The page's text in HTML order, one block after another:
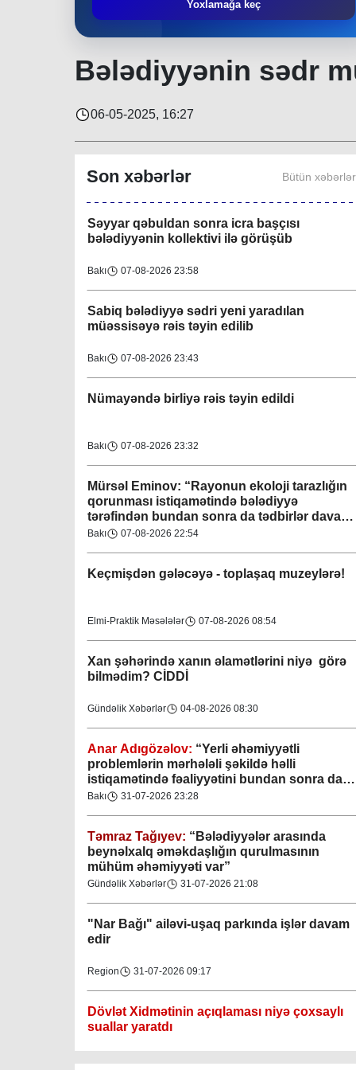
Yoxlamağa keç
Bələdiyyənin sədr
06-05-2025, 16:27
Son xəbərlər Bütün xəbərlər
30-07-2026 23:54
keçirilən layihələrə Nəsimi bələdiyyəsi də öz
töhfəsini verir”
Region 08-08-2026 08:32
Səyyar qəbuldan sonra icra başçısı
bələdiyyənin kollektivi ilə görüşüb
Bakı 07-08-2026 23:58
Sabiq bələdiyyə sədri yeni yaradılan
müəssisəyə rəis təyin edilib
Bakı 07-08-2026 23:43
Nümayəndə birliyə rəis təyin edildi
Bakı 07-08-2026 23:32
Mürsəl Eminov: “Rayonun ekoloji tarazlığın
qorunması istiqamətində bələdiyyə
tərəfindən bundan sonra da tədbirlər davam
etdiriləcəkdir”
Bakı 07-08-2026 22:54
Keçmişdən gələcəyə - toplaşaq muzeylərə!
Elmi-Praktik Məsələlər 07-08-2026 08:54
Xan şəhərində xanın əlamətlərini niyə görə
bilmədim? CİDDİ
Gündəlik Xəbərlər 04-08-2026 08:30
Anar Adıgözəlov: “Yerli əhəmiyyətli
problemlərin mərhələli şəkildə həlli
istiqamətində fəaliyyətini bundan sonra da
davam etdirəcəkdir
Bakı 31-07-2026 23:28
Təmraz Tağıyev: “Bələdiyyələr arasında
beynəlxalq əməkdaşlığın qurulmasının
mühüm əhəmiyyəti var”
Gündəlik Xəbərlər 31-07-2026 21:08
"Nar Bağı" ailəvi-uşaq parkında işlər davam
edir
Region 31-07-2026 09:17
Dövlət Xidmətinin açıqlaması niyə çoxsaylı
suallar yaratdı
Gəncə şəhəri Nizami bələdiyyəsi
08-04-2023
M.Ə.Rəsuzladə bələdiyyəsi
07-04-2023
Xətai bələdiyyəsi
Mingəçevir bələdiyyəsi